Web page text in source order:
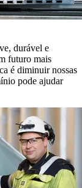
durável e
futuro mais
é diminuir nossas
pode ajudar